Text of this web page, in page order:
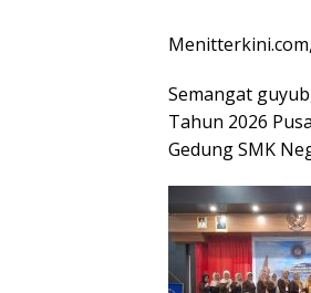
Semangat
Tahun 2026
Gedung SMK